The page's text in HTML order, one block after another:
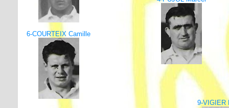
6-COURTEIX Camille
9-VIGIER